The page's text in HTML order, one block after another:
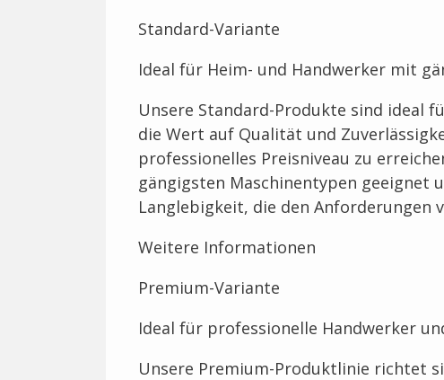
Standard-Variante
Ideal für Heim- und Handwerker mit
Unsere Standard-Produkte sind ideal
die Wert auf Qualität und
professionelles Preisniveau zu
gängigsten Maschinentypen geeignet
Langlebigkeit, die den Anforderungen
Weitere Informationen
Premium-Variante
Ideal für professionelle Handwerker
Unsere Premium-Produktlinie richtet